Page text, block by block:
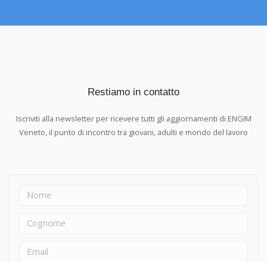
Restiamo in contatto
Iscriviti alla newsletter per ricevere tutti gli aggiornamenti di ENGIM
Veneto, il punto di incontro tra giovani, adulti e mondo del lavoro